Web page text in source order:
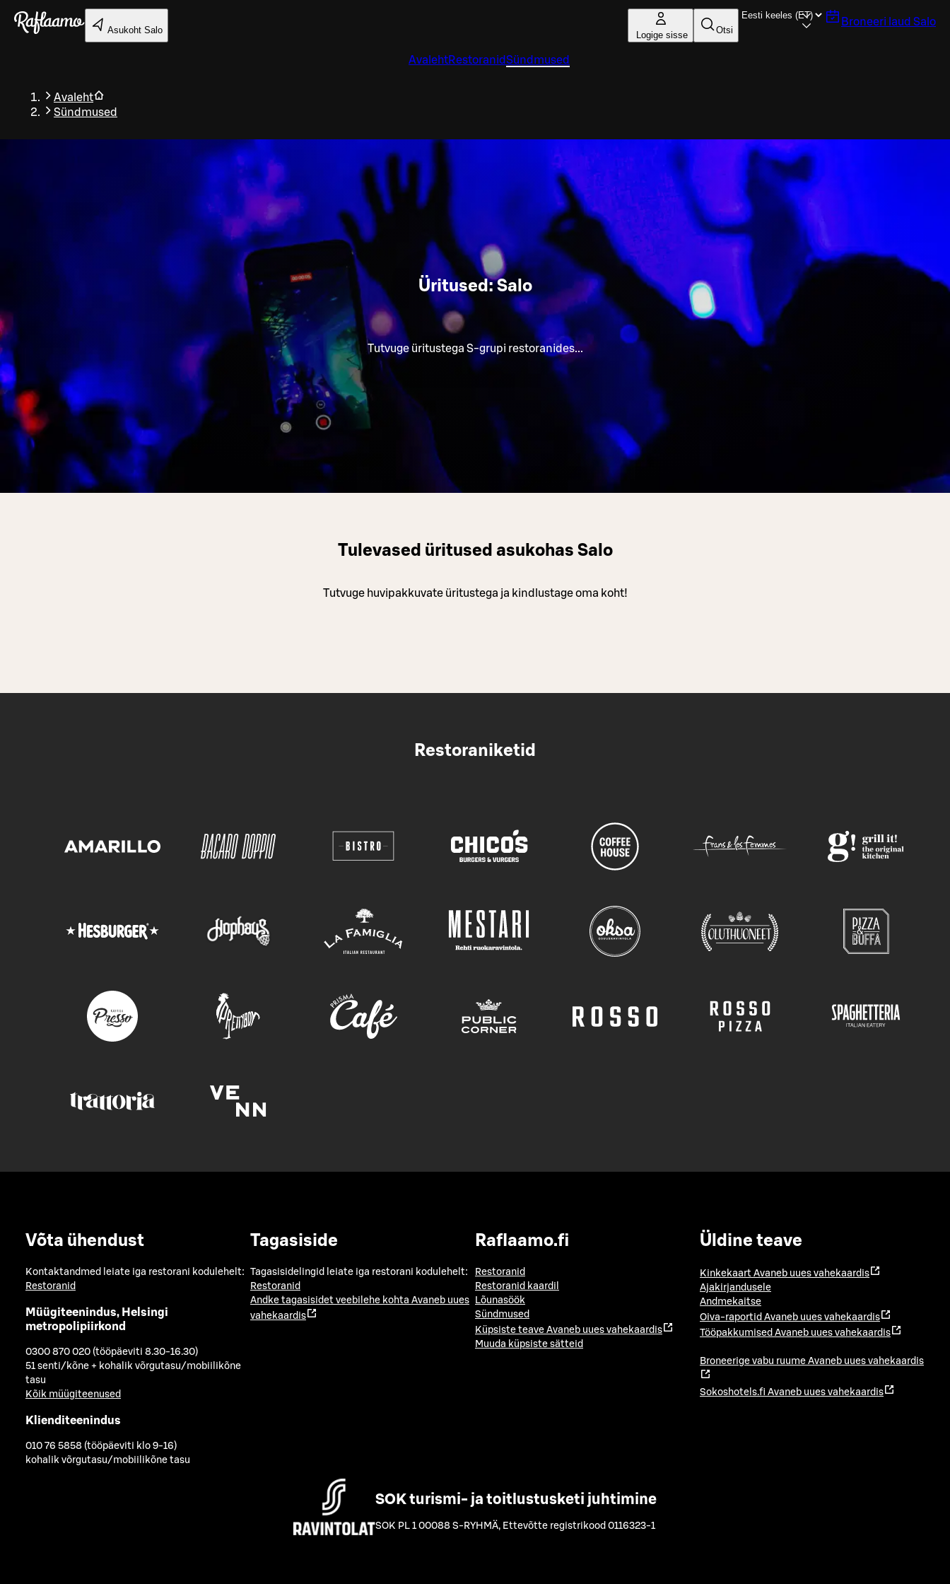
Liigu peamise sisu juurde
Asukoht Salo Logige sisse Otsi
Broneeri laud Salo
AvalehtRestoranidSündmused
Avaleht
Sündmused
Üritused: Salo
Tutvuge üritustega S-grupi restoranides...
Tulevased üritused asukohas Salo
Tutvuge huvipakkuvate üritustega ja kindlustage oma koht!
Restoraniketid
Võta ühendust
Kontaktandmed leiate iga restorani kodulehelt:
Restoranid
Müügiteenindus, Helsingi
metropolipiirkond
0300 870 020 (tööpäeviti 8.30-16.30)
51 senti/kõne + kohalik võrgutasu/mobiilikõne
tasu
Kõik müügiteenused
Klienditeenindus
010 76 5858 (tööpäeviti klo 9-16)
kohalik võrgutasu/mobiilikõne tasu
Tagasiside
Tagasisidelingid leiate iga restorani kodulehelt:
Restoranid
Andke tagasisidet veebilehe kohta Avaneb uues
vahekaardis
Raflaamo.fi
Restoranid
Restoranid kaardil
Lõunasöök
Sündmused
Küpsiste teave Avaneb uues vahekaardis
Muuda küpsiste sätteid
Üldine teave
Kinkekaart Avaneb uues vahekaardis
Ajakirjandusele
Andmekaitse
Oiva-raportid Avaneb uues vahekaardis
Tööpakkumised Avaneb uues vahekaardis
Broneerige vabu ruume Avaneb uues vahekaardis
Sokoshotels.fi Avaneb uues vahekaardis
SOK turismi- ja toitlustusketi juhtimine
SOK PL 1 00088 S-RYHMÄ, Ettevõtte registrikood 0116323-1